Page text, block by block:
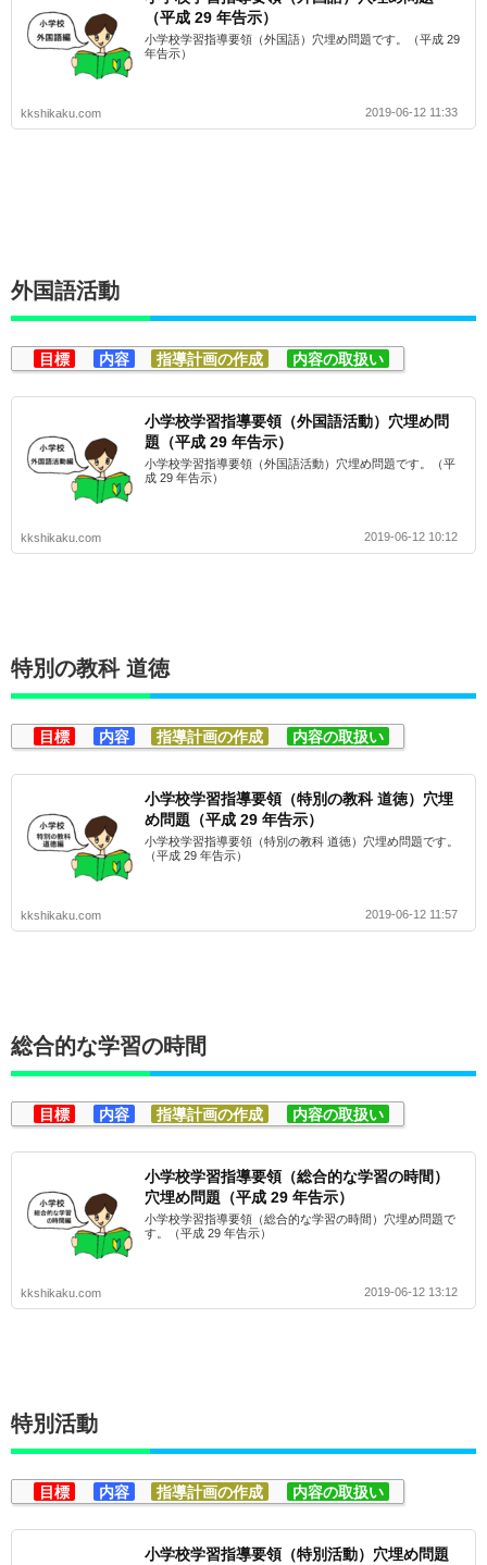
（平成 29 年告示）
小学校学習指導要領（外国語）穴埋め問題です。（平成 29
年告示）
kkshikaku.com 2019-06-12 11:33
外国語活動
目標 内容 指導計画の作成 内容の取扱い
小学校学習指導要領（外国語活動）穴埋め問
題（平成 29 年告示）
小学校学習指導要領（外国語活動）穴埋め問題です。（平
成 29 年告示）
kkshikaku.com 2019-06-12 10:12
特別の教科 道徳
目標 内容 指導計画の作成 内容の取扱い
小学校学習指導要領（特別の教科 道徳）穴埋
め問題（平成 29 年告示）
小学校学習指導要領（特別の教科 道徳）穴埋め問題です。
（平成 29 年告示）
kkshikaku.com 2019-06-12 11:57
総合的な学習の時間
目標 内容 指導計画の作成 内容の取扱い
小学校学習指導要領（総合的な学習の時間）
穴埋め問題（平成 29 年告示）
小学校学習指導要領（総合的な学習の時間）穴埋め問題で
す。（平成 29 年告示）
kkshikaku.com 2019-06-12 13:12
特別活動
目標 内容 指導計画の作成 内容の取扱い
小学校学習指導要領（特別活動）穴埋め問題